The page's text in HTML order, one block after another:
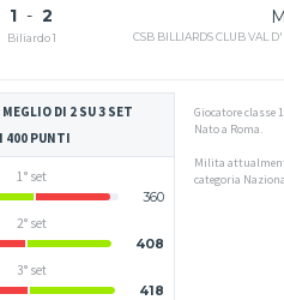
1 -2
Biliardo 1 CSB BILLIARDS CLUB VAL
DI 2 SU 3 SET
400 PUNTI
1° set
360
2° set
408
3° set
418
Giocatore classe
Nato a Roma.
Milita
categoria